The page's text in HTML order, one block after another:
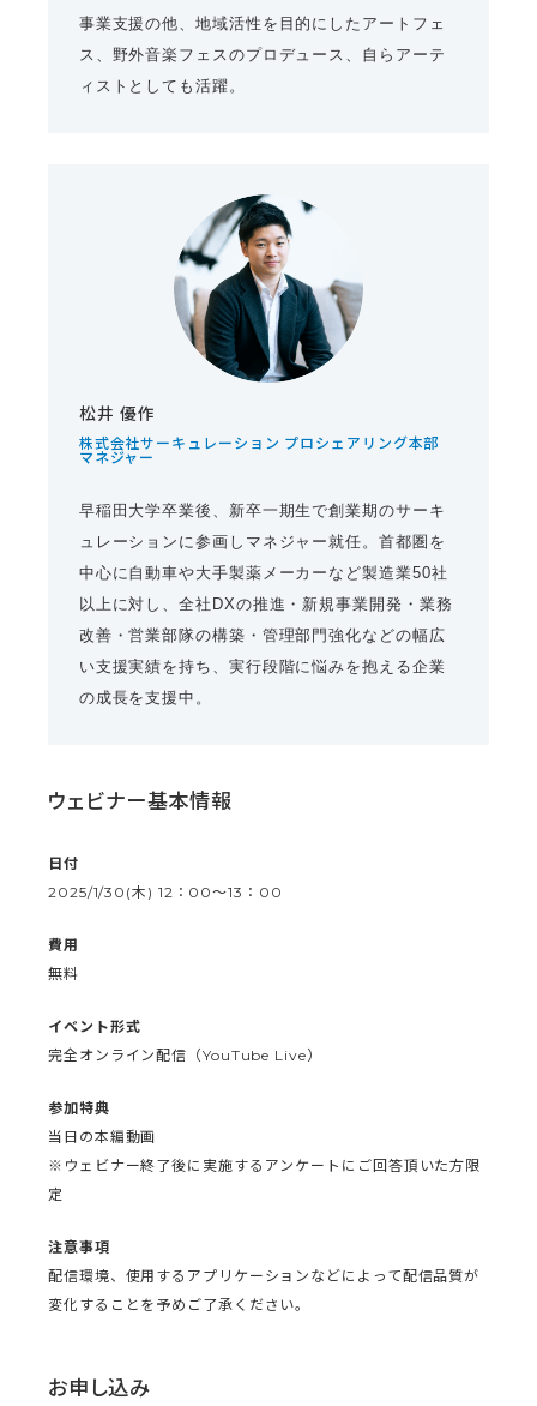
事業支援の他、地域活性を目的にしたアートフェ
ス、野外音楽フェスのプロデュース、自らアーテ
ィストとしても活躍。
松井 優作
株式会社サーキュレーション プロシェアリング本部
マネジャー
早稲田大学卒業後、新卒一期生で創業期のサーキ
ュレーションに参画しマネジャー就任。首都圏を
中心に自動車や大手製薬メーカーなど製造業50社
以上に対し、全社DXの推進・新規事業開発・業務
改善・営業部隊の構築・管理部門強化などの幅広
い支援実績を持ち、実行段階に悩みを抱える企業
の成長を支援中。
ウェビナー基本情報
日付
2025/1/30(木) 12：00〜13：00
費用
無料
イベント形式
完全オンライン配信（YouTube Live）
参加特典
当日の本編動画
※ウェビナー終了後に実施するアンケートにご回答頂いた方限
定
注意事項
配信環境、使用するアプリケーションなどによって配信品質が
変化することを予めご了承ください。
お申し込み